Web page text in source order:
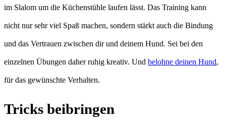
im Slalom um die Küchenstühle laufen lässt. Das Training kann
nicht nur sehr viel Spaß machen, sondern stärkt auch die Bindung
und das Vertrauen zwischen dir und deinem Hund. Sei bei den
einzelnen Übungen daher ruhig kreativ. Und belohne deinen Hund,
für das gewünschte Verhalten.
Tricks beibringen